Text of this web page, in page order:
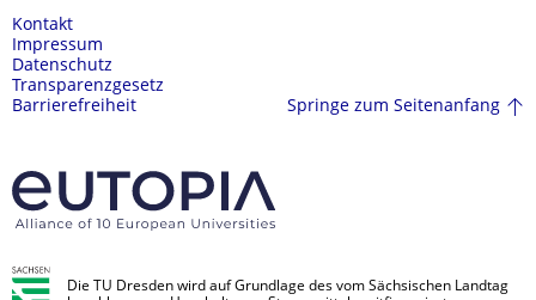
Kontakt
Impressum
Datenschutz
Transparenzgesetz
Barrierefreiheit
Springe zum Seitenanfang
Die TU Dresden wird auf Grundlage des vom Sächsischen Landtag